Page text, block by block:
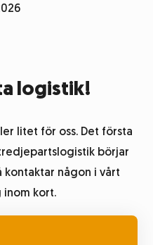
logistik!
litet för oss. Det första
börjar
kontaktar någon i vårt
inom kort.